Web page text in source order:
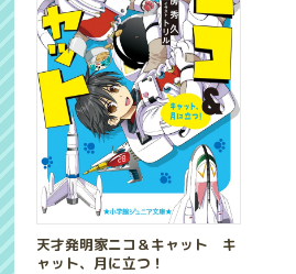
天才発明家ニコ＆キャット キ
ャット、月に立つ！